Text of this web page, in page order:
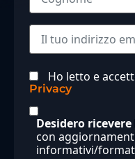
Ho letto e
Privacy
Desidero
con
informativi/